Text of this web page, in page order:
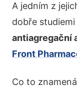
A jedním z
dobře
antiagregační
Front
Co to